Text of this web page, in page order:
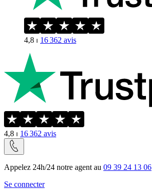
4,8 ⏐ 16 362 avis
4,8 ⏐ 16 362 avis
Appelez 24h/24 notre agent au 09 39 24 13 06
Se connecter